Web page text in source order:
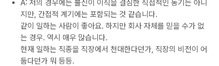
A: 저의 경우에는 불신이 이직을 결심한 직접적인 동기는 아니
지만, 간접적 계기에는 포함되는 것 같습니다.
같이 일하는 사람이 좋아요. 하지만 회사 자체를 믿을 수가 없
는 경우. 역시 매우 많습니다.
현재 일하는 직종을 직장에서 천대한다던가, 직장의 비전이 어
둡다던가 뭐 등등.